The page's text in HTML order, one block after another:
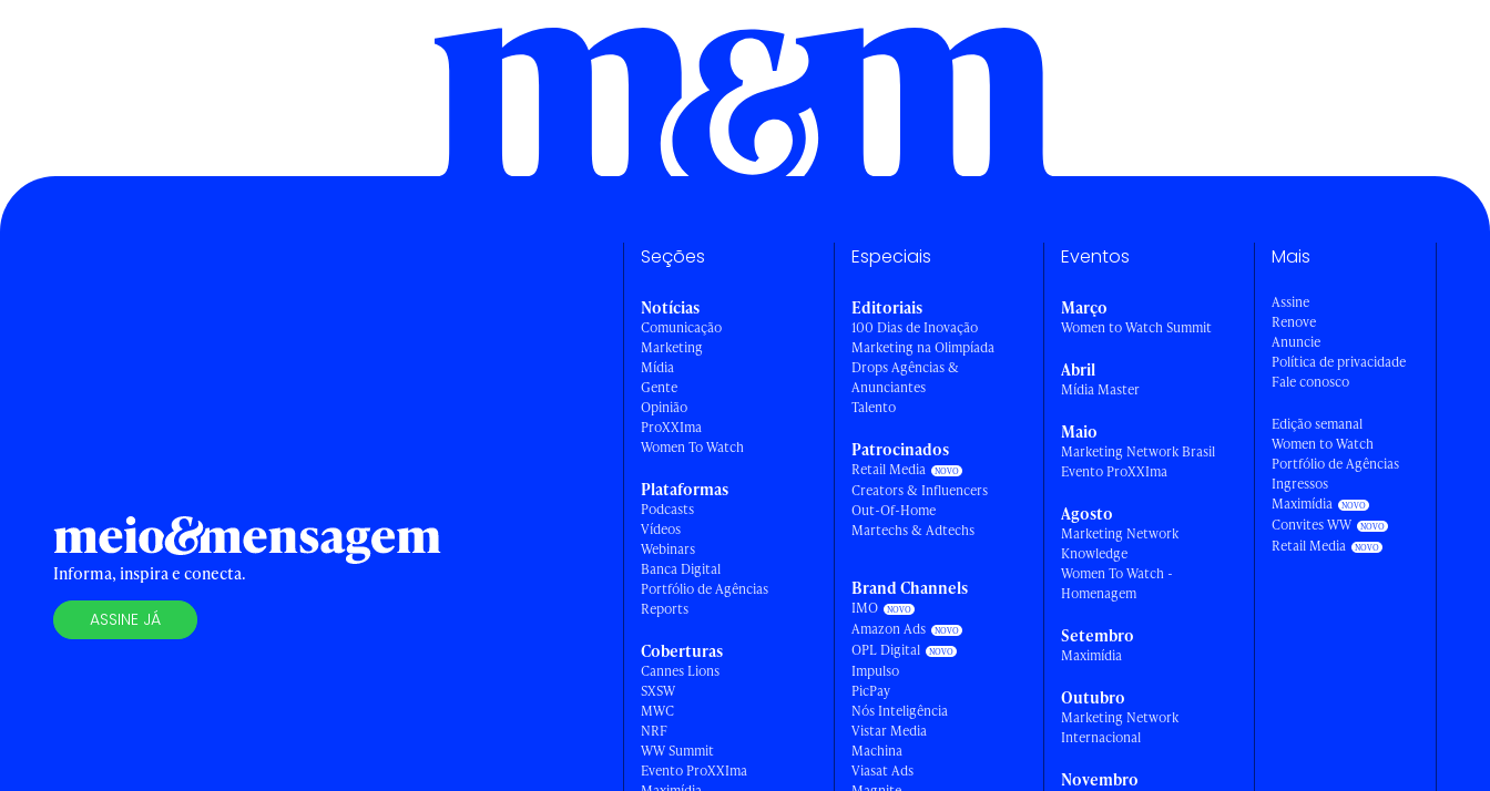
Informa, inspira e conecta.
ASSINE JÁ
Seções
Notícias
Comunicação
Marketing
Mídia
Gente
Opinião
ProXXIma
Women To Watch
Plataformas
Podcasts
Vídeos
Webinars
Banca Digital
Portfólio de Agências
Reports
Coberturas
Cannes Lions
SXSW
MWC
NRF
WW Summit
Evento ProXXIma
Especiais
Editoriais
100 Dias de Inovação
Marketing na Olimpíada
Drops Agências &
Anunciantes
Talento
Patrocinados
Retail Media
Creators & Influencers
Out-Of-Home
Martechs & Adtechs
Brand Channels
IMO
Amazon Ads
OPL Digital
Impulso
PicPay
Nós Inteligência
Vistar Media
Machina
Viasat Ads
Eventos
Março
Women to Watch Summit
Abril
Mídia Master
Maio
Marketing Network Brasil
Evento ProXXIma
Agosto
Marketing Network
Knowledge
Women To Watch -
Homenagem
Setembro
Maximídia
Outubro
Marketing Network
Internacional
Novembro
Mais
Assine
Renove
Anuncie
Política de privacidade
Fale conosco
Edição semanal
Women to Watch
Portfólio de Agências
Ingressos
Maximídia
Convites WW
Retail Media